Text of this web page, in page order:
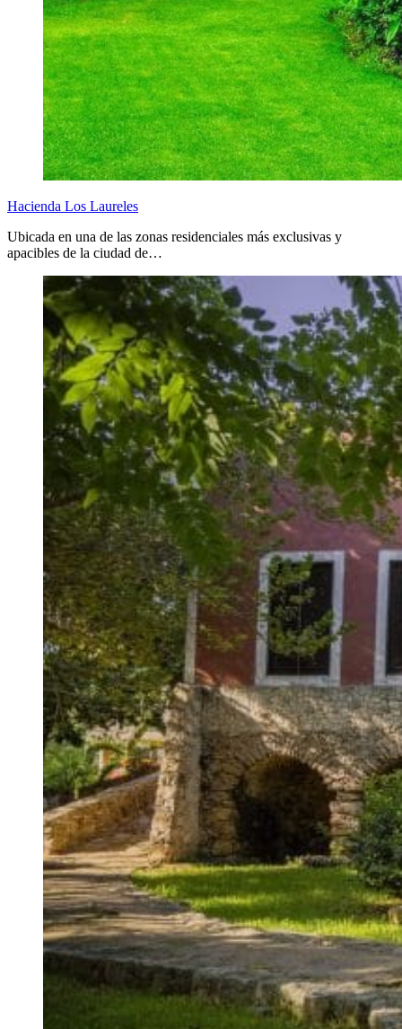
Hacienda Los Laureles
Ubicada en una de las zonas residenciales más exclusivas y
apacibles de la ciudad de…